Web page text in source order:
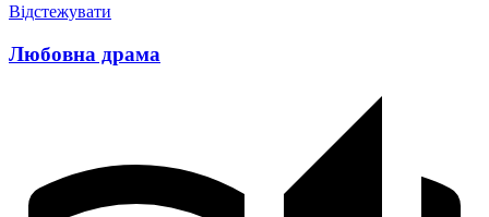
Відстежувати
Любовна драма